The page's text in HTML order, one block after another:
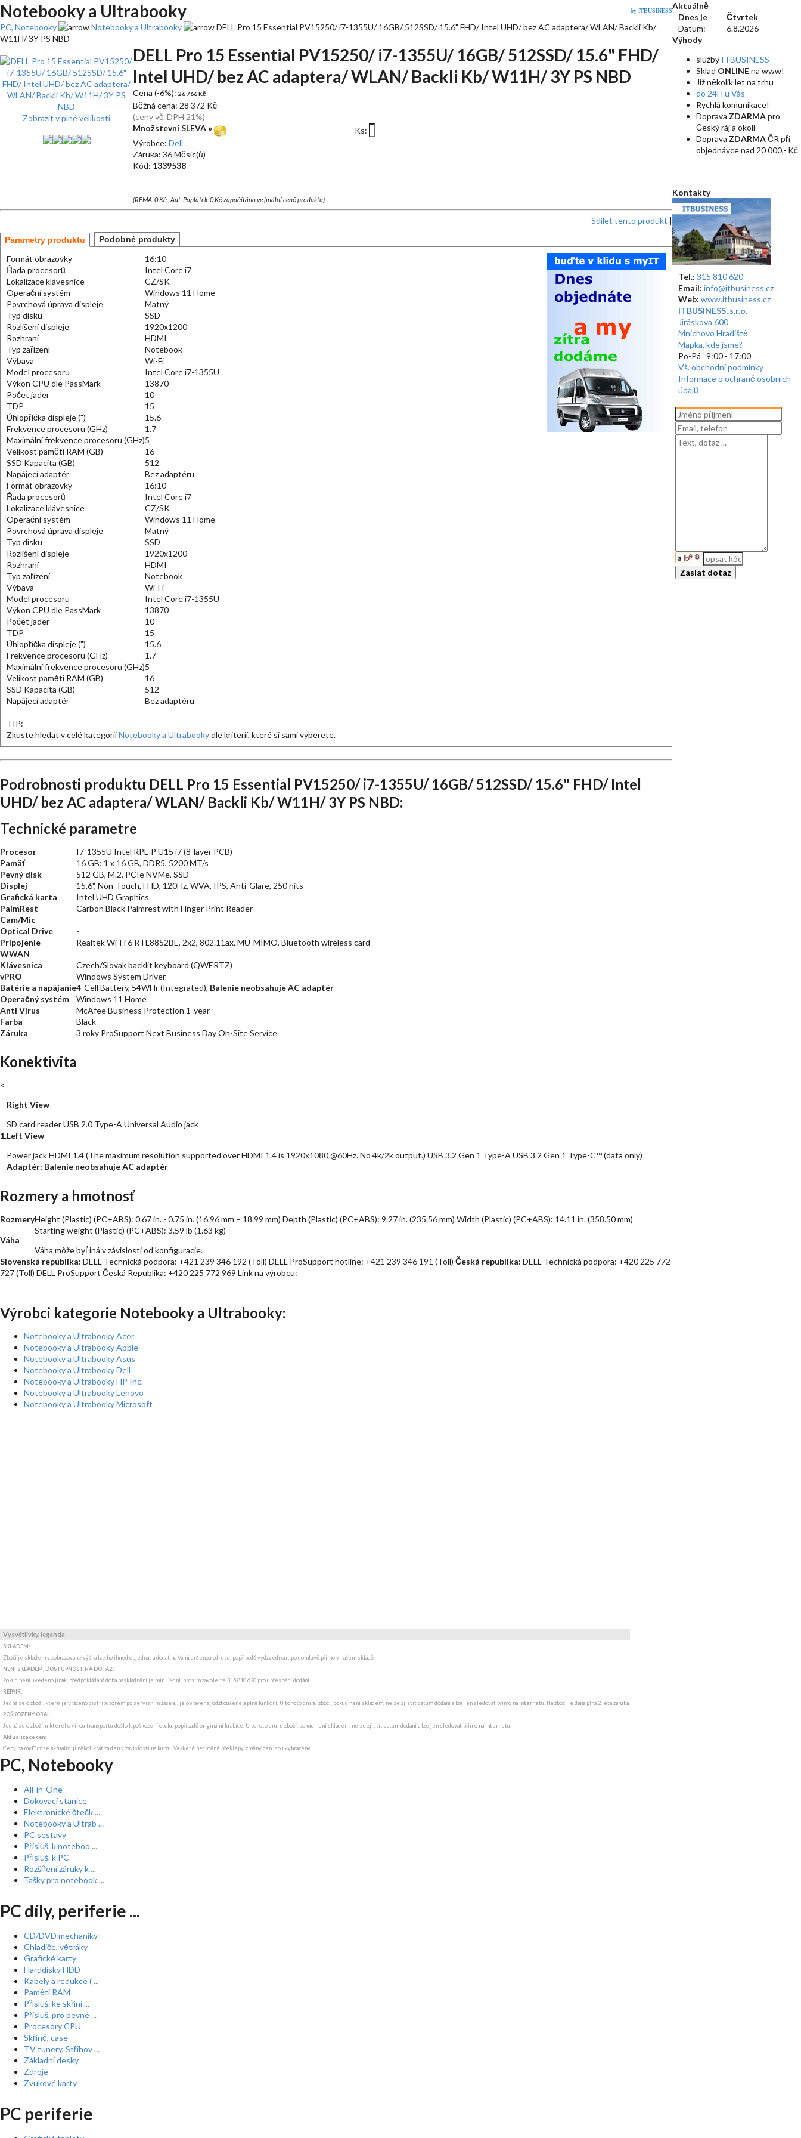
Notebooky a Ultrabooky by ITBUSINESS
PC, Notebooky Notebooky a Ultrabooky
DELL Pro 15 Essential PV15250/ i7-1355U/ 16GB/ 512SSD/ 15.6" FHD/ Intel UHD/ bez AC adaptera/ WLAN/ Backli Kb/
W11H/ 3Y PS NBD
Zobrazit v plné velikosti
DELL Pro 15 Essential PV15250/ i7-1355U/ 16GB/ 512SSD/ 15.6" FHD/
Intel UHD/ bez AC adaptera/ WLAN/ Backli Kb/ W11H/ 3Y PS NBD
Cena (-6%): 26 766 Kč
Běžná cena: 28 372 Kč
(ceny vč. DPH 21%)
Množstevní SLEVA »
Ks:
Výrobce: Dell
Záruka: 36 Měsíc(ů)
Kód: 1339538
(REMA: 0 Kč ; Aut. Poplatek: 0 Kč započítáno ve finální ceně produktu)
Sdílet tento produkt |
Parametry produktu Podobné produkty
Formát obrazovky
16:10
Řada procesorů
Intel Core i7
Lokalizace klávesnice
CZ/SK
Operační systém
Windows 11 Home
Povrchová úprava displeje
Matný
Typ disku
SSD
Rozlišení displeje
1920x1200
Rozhraní
HDMI
Typ zařízení
Notebook
Výbava
Wi-Fi
Model procesoru
Intel Core i7-1355U
Výkon CPU dle PassMark
13870
Počet jader
10
TDP
15
Úhlopříčka displeje (")
15.6
Frekvence procesoru (GHz)
1.7
Maximální frekvence procesoru (GHz)5
Velikost paměti RAM (GB)
16
SSD Kapacita (GB)
512
Napájecí adaptér
Bez adaptéru
Formát obrazovky
16:10
Řada procesorů
Intel Core i7
Lokalizace klávesnice
CZ/SK
Operační systém
Windows 11 Home
Povrchová úprava displeje
Matný
Typ disku
SSD
Rozlišení displeje
1920x1200
Rozhraní
HDMI
Typ zařízení
Notebook
Výbava
Wi-Fi
Model procesoru
Intel Core i7-1355U
Výkon CPU dle PassMark
13870
Počet jader
10
TDP
15
Úhlopříčka displeje (")
15.6
Frekvence procesoru (GHz)
1.7
Maximální frekvence procesoru (GHz)5
Velikost paměti RAM (GB)
16
SSD Kapacita (GB)
512
Napájecí adaptér
Bez adaptéru
TIP:
Zkuste hledat v celé kategoriiNotebooky a Ultrabookydle kriterií, které si sami vyberete.
Podrobnosti produktu DELL Pro 15 Essential PV15250/ i7-1355U/ 16GB/ 512SSD/ 15.6" FHD/ Intel
UHD/ bez AC adaptera/ WLAN/ Backli Kb/ W11H/ 3Y PS NBD:
Technické parametre
Procesor
I7-1355U Intel RPL-P U15 i7 (8-layer PCB)
Pamäť
16 GB: 1 x 16 GB, DDR5, 5200 MT/s
Pevný disk
512 GB, M.2, PCIe NVMe, SSD
Displej
15.6", Non-Touch, FHD, 120Hz, WVA, IPS, Anti-Glare, 250 nits
Grafická karta
Intel UHD Graphics
PalmRest
Carbon Black Palmrest with Finger Print Reader
Cam/Mic
-
Optical Drive
-
Pripojenie
Realtek Wi-Fi 6 RTL8852BE, 2x2, 802.11ax, MU-MIMO, Bluetooth wireless card
WWAN
-
Klávesnica
Czech/Slovak backlit keyboard (QWERTZ)
vPRO
Windows System Driver
Batérie a napájanie4-Cell Battery, 54WHr (Integrated), Balenie neobsahuje AC adaptér
Operačný systém
Windows 11 Home
Anti Virus
McAfee Business Protection 1-year
Farba
Black
Záruka
3 roky ProSupport Next Business Day On-Site Service
Konektivita
<
1.
Right View
SD card reader USB 2.0 Type-A Universal Audio jack
Left View
Power jack HDMI 1.4 (The maximum resolution supported over HDMI 1.4 is 1920x1080 @60Hz. No 4k/2k output.) USB 3.2 Gen 1 Type-A USB 3.2 Gen 1 Type-C™ (data only)
Adaptér: Balenie neobsahuje AC adaptér
Rozmery a hmotnosť
RozmeryHeight (Plastic) (PC+ABS): 0.67 in. - 0.75 in. (16.96 mm – 18.99 mm) Depth (Plastic) (PC+ABS): 9.27 in. (235.56 mm) Width (Plastic) (PC+ABS): 14.11 in. (358.50 mm)
Váha
Starting weight (Plastic) (PC+ABS): 3.59 lb (1.63 kg)
Váha môže byť iná v závislosti od konfiguracie.
Slovenská republika: DELL Technická podpora: +421 239 346 192 (Toll) DELL ProSupport hotline: +421 239 346 191 (Toll) Česká republika: DELL Technická podpora: +420 225 772
727 (Toll) DELL ProSupport Česká Republika: +420 225 772 969 Link na výrobcu:
Výrobci kategorie Notebooky a Ultrabooky:
Notebooky a Ultrabooky Acer
Notebooky a Ultrabooky Apple
Notebooky a Ultrabooky Asus
Notebooky a Ultrabooky Dell
Notebooky a Ultrabooky HP Inc.
Notebooky a Ultrabooky Lenovo
Notebooky a Ultrabooky Microsoft
Vysvětlivky, legenda
SKLADEM:
Zboží je skladem v zobrazované výši a lze ho ihned objednat a dodat na Vámi určenou adresu, popřípadě vydzvednout po domluvě přímo v našem skladě.
NENÍ SKLADEM, DOSTUPNOST NA DOTAZ:
Pokud není uvedeno jinak, předpokládaná doba naskladnění je min. 14dní, prosím zavolejte 315 810 620 pro upřesnění dodání.
REPAIR:
Jedná se o zboží, které je vráceno distributorem po servisním zásahu, je opravené, odzkoušené a plně funkční. U tohoto druhu zboží, pokud není skladem, nelze zjistit datum dodání a lze jen sledovat přímo na internetu. Na zboží je dána plná 2 letá záruka.
POŠKOZENÝ OBAL:
Jedná se o zboží, u kterého vinou transportu došlo k poškození obalu, popřípadě originální krabice. U tohoto druhu zboží, pokud není skladem, nelze zjistit datum dodání a lze jen sledovat přímo na internetu.
Aktualizace cen:
Ceny na myIT.cz se aktualizují několikrát za den v závislosti na kurzu. Veškeré nechtěné překlepy, změny cen jsou vyhrazeny.
Aktuálně
Dnes je
Čtvrtek
Datum:
6.8.2026
Výhody
služby ITBUSINESS
Sklad ONLINEna www!
Již několik let na trhu
do 24H u Vás
Rychlá komunikace!
Doprava ZDARMApro
Český ráj a okolí
Doprava ZDARMAČR při
objednávce nad 20 000,- Kč
Kontakty
Tel.: 315 810 620
Email: info@itbusiness.cz
Web: www.itbusiness.cz
ITBUSINESS, s.r.o.
Jiráskova 600
Mnichovo Hradiště
Mapka, kde jsme?
Po-Pá 9:00 - 17:00
Vš. obchodní podmínky
Informace o ochraně osobních
údajů
PC, Notebooky
All-in-One
Dokovací stanice
Elektronické čtečk ...
Notebooky a Ultrab ...
PC sestavy
Přísluš. k noteboo ...
Přísluš. k PC
Rozšíření záruky k ...
Tašky pro notebook ...
PC díly, periferie ...
CD/DVD mechaniky
Chladiče, větráky
Grafické karty
Harddisky HDD
Kabely a redukce ( ...
Paměti RAM
Přísluš. ke skříní ...
Přísluš. pro pevné ...
Procesory CPU
Skříně, case
TV tunery, Střihov ...
Základní desky
Zdroje
Zvukové karty
PC periferie